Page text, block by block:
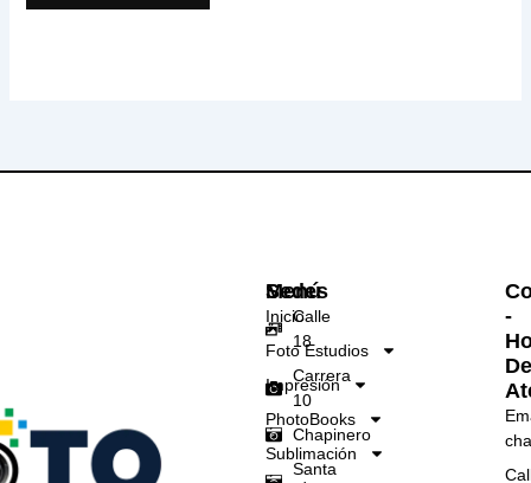
Menú
Inicio
Foto Estudios
Impresión
PhotoBooks
Sublimación
Sedes
Calle
18
Carrera
10
Chapinero
Santa
-
De